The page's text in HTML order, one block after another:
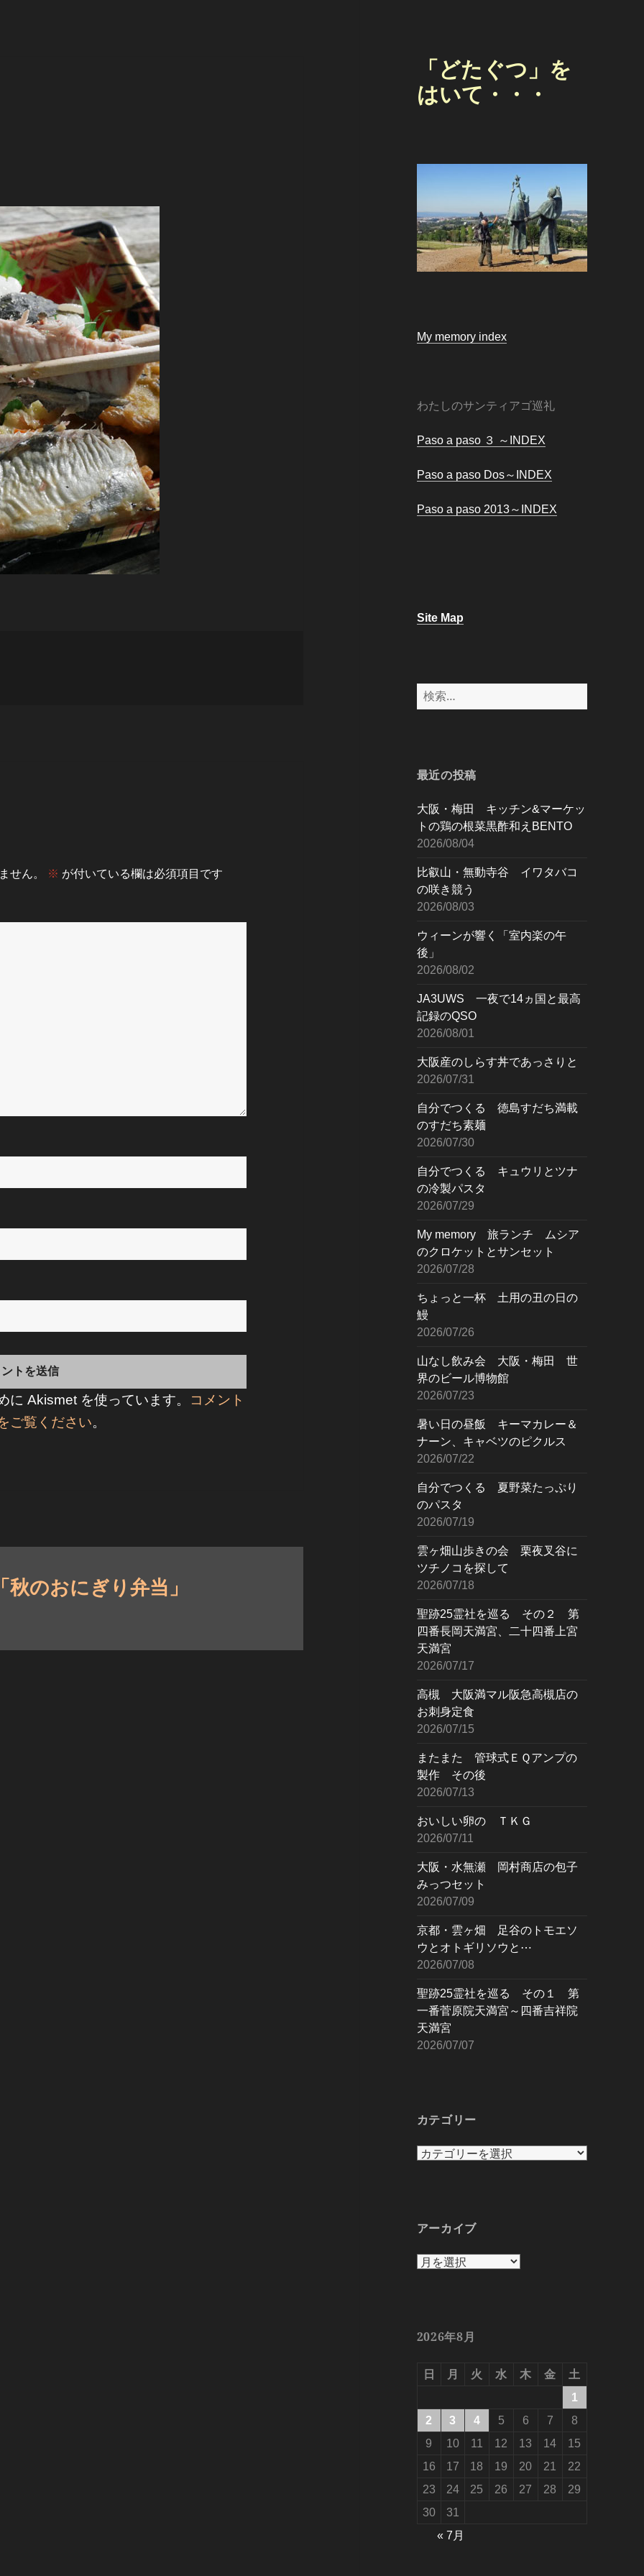
「どたぐつ」を
はいて・・・
My memory index
わたしのサンティアゴ巡礼
Paso a paso ３ ～INDEX
Paso a paso Dos～INDEX
Paso a paso 2013～INDEX
Site Map
検
索:
最近の投稿
大阪・梅田 キッチン&マーケッ
トの鶏の根菜黒酢和えBENTO
2026/08/04
比叡山・無動寺谷 イワタバコ
の咲き競う
2026/08/03
ウィーンが響く「室内楽の午
後」
2026/08/02
JA3UWS 一夜で14ヵ国と最高
記録のQSO
2026/08/01
大阪産のしらす丼であっさりと
2026/07/31
自分でつくる 徳島すだち満載
のすだち素麺
2026/07/30
自分でつくる キュウリとツナ
の冷製パスタ
2026/07/29
My memory 旅ランチ ムシア
のクロケットとサンセット
2026/07/28
ちょっと一杯 土用の丑の日の
鰻
2026/07/26
山なし飲み会 大阪・梅田 世
界のビール博物館
2026/07/23
暑い日の昼飯 キーマカレー＆
ナーン、キャベツのピクルス
2026/07/22
自分でつくる 夏野菜たっぷり
のパスタ
2026/07/19
雲ヶ畑山歩きの会 栗夜叉谷に
ツチノコを探して
2026/07/18
聖跡25霊社を巡る その２ 第
四番長岡天満宮、二十四番上宮
天満宮
2026/07/17
高槻 大阪満マル阪急高槻店の
お刺身定食
2026/07/15
またまた 管球式ＥＱアンプの
製作 その後
2026/07/13
おいしい卵の ＴＫＧ
2026/07/11
大阪・水無瀬 岡村商店の包子
みっつセット
2026/07/09
京都・雲ヶ畑 足谷のトモエソ
ウとオトギリソウと⋯
2026/07/08
聖跡25霊社を巡る その１ 第
一番菅原院天満宮～四番吉祥院
天満宮
2026/07/07
カテゴリー
カ
ー
アーカイブ
ア
ブ
2026年8月
日 月 火 水 木 金
土
1
2
3 4 5 6 7
8
9
10 11 12 13 14
15
16
17 18 19 20 21
22
23
24 25 26 27 28
29
30
31
« 7月
せん。 ※ が付いている欄は必須項目です
に Akismet を使っています。
コメント
ご覧ください。
のおにぎり弁当」